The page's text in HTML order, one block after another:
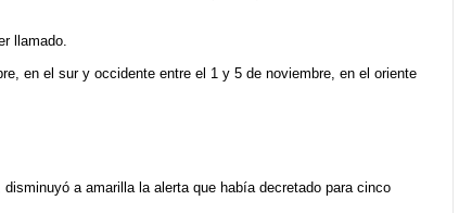
llamado.
en el sur y occidente entre el 1 y 5 de noviembre, en el oriente
a amarilla la alerta que había decretado para cinco